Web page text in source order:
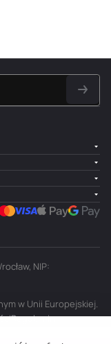
NIP:
w Unii Europejskiej.
Regulamin